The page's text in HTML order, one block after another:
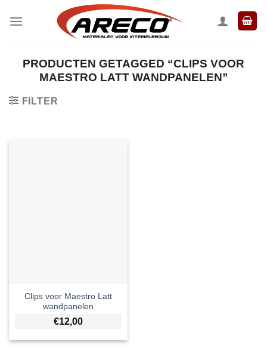
naar
PRODUCTEN GETAGGED “CLIPS VOOR
MAESTRO LATT WANDPANELEN”
FILTER
Clips voor Maestro Latt
wandpanelen
€12,00